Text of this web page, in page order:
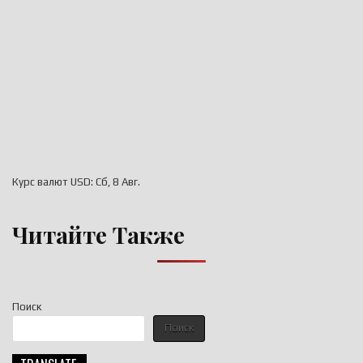
Поиск
Поиск
Курс валют USD: Сб, 8 Авг.
Читайте Также